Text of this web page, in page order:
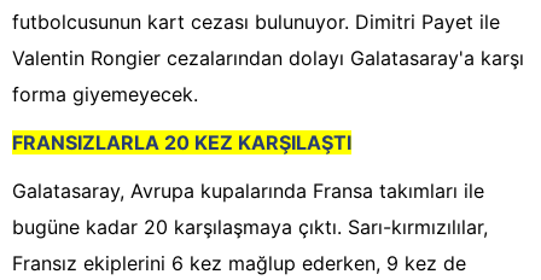
futbolcusunun kart cezası bulunuyor. Dimitri Payet ile
Valentin Rongier cezalarından dolayı Galatasaray'a karşı
forma giyemeyecek.
FRANSIZLARLA 20 KEZ KARŞILAŞTI
Galatasaray, Avrupa kupalarında Fransa takımları ile
bugüne kadar 20 karşılaşmaya çıktı. Sarı-kırmızılılar,
Fransız ekiplerini 6 kez mağlup ederken, 9 kez de